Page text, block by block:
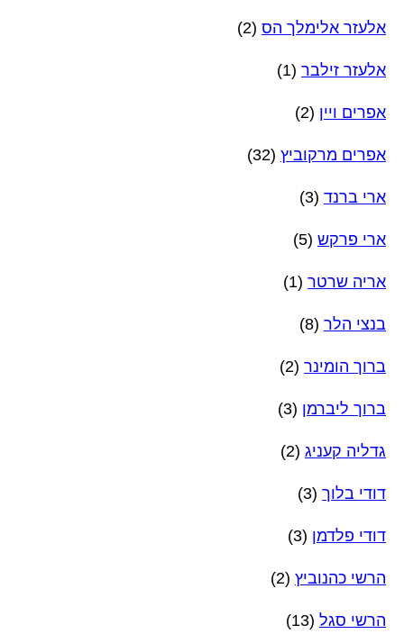
אלעזר אלימלך הס (2)
אלעזר זילבר (1)
אפרים ויין (2)
אפרים מרקוביץ (32)
ארי ברנד (3)
ארי פרקש (5)
אריה שרטר (1)
בנצי הלר (8)
ברוך הומינר (2)
ברוך ליברמן (3)
גדליה קעניג (2)
דודי בלוך (3)
דודי פלדמן (3)
הרשי כהנוביץ (2)
הרשי סגל (13)